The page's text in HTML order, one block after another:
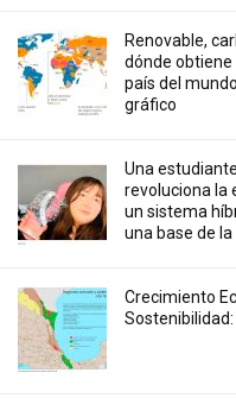
Renovable,
dónde obtiene
país del
gráfico
Una
revoluciona la
un sistema
una base de
Crecimiento